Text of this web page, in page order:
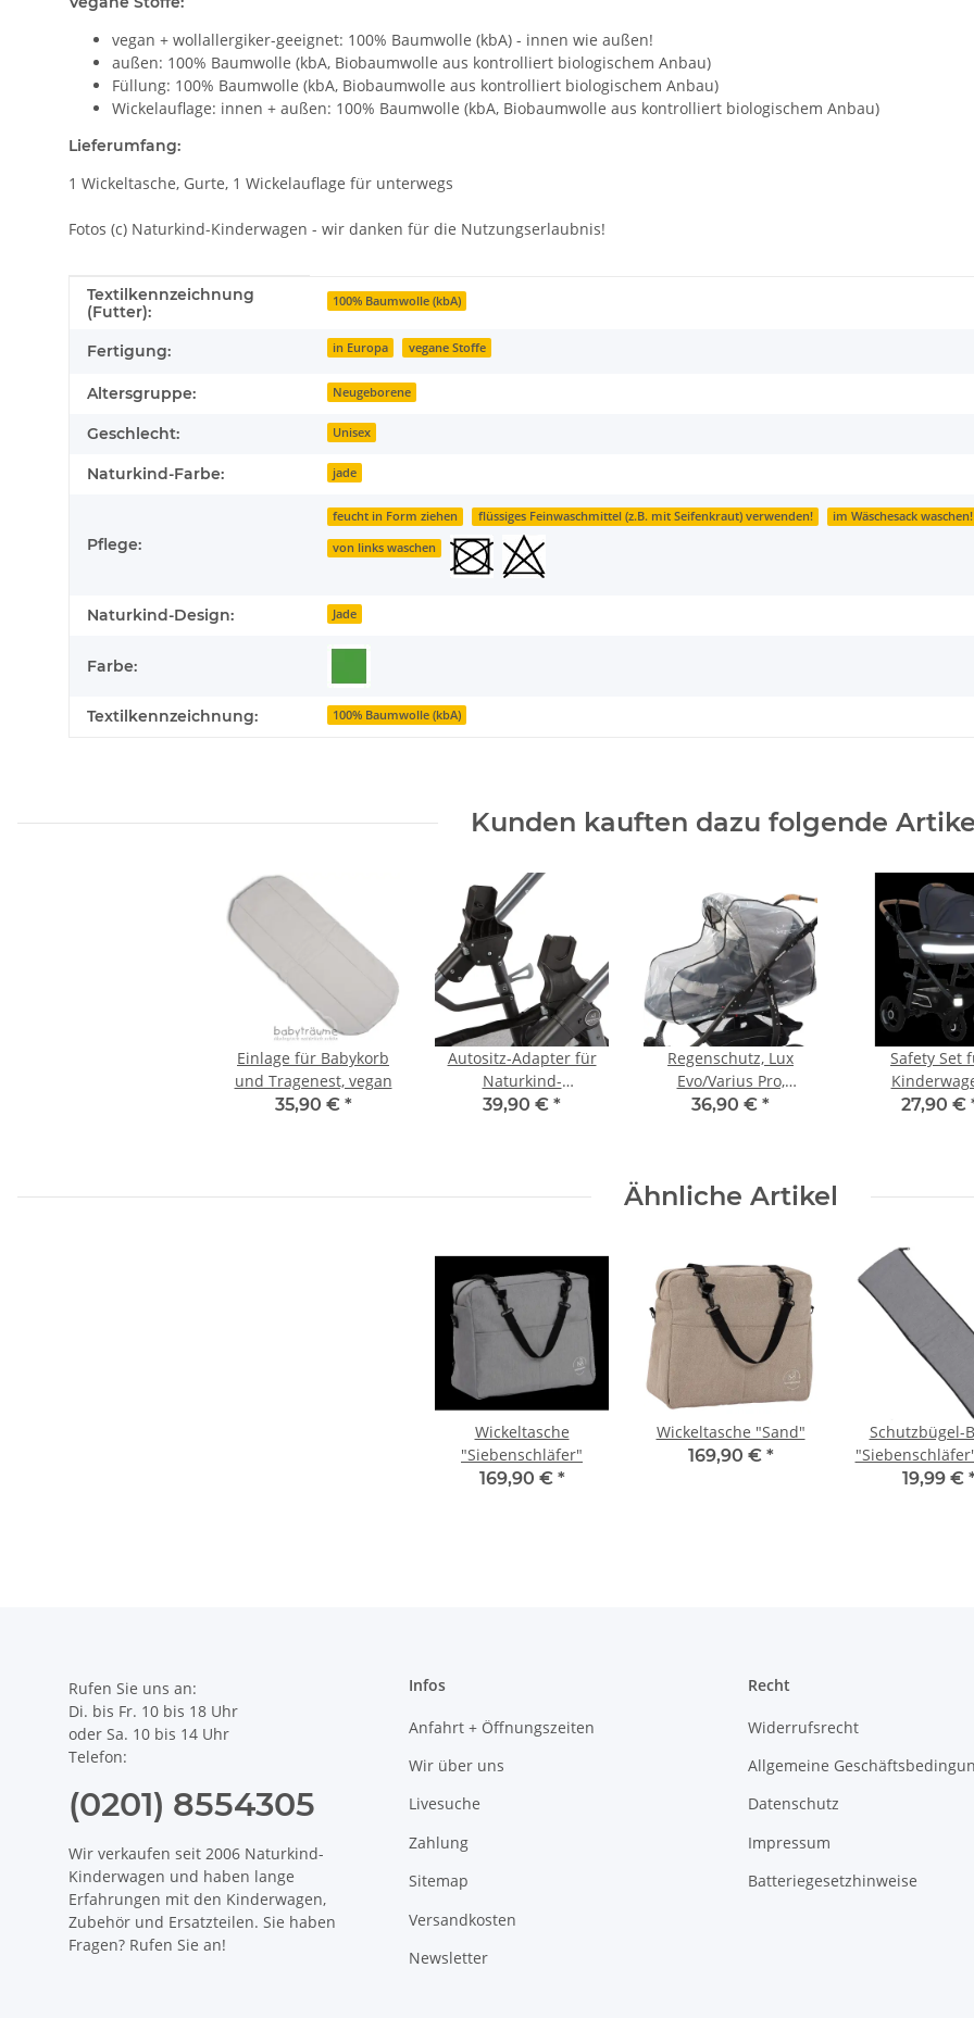
vegan + wollallergiker-geeignet: 100% Baumwolle (kbA) - innen wie außen!
außen: 100% Baumwolle (kbA, Biobaumwolle aus kontrolliert biologischem Anbau)
Füllung: 100% Baumwolle (kbA, Biobaumwolle aus kontrolliert biologischem Anbau)
Wickelauflage: innen + außen: 100% Baumwolle (kbA, Biobaumwolle aus kontrolliert biologischem Anbau)
Lieferumfang:
1 Wickeltasche, Gurte, 1 Wickelauflage für unterwegs
Fotos (c) Naturkind-Kinderwagen - wir danken für die Nutzungserlaubnis!
Produkteigenschaft
Wert
Textilkennzeichnung
(Futter):
100% Baumwolle (kbA)
Fertigung: in Europa vegane Stoffe
Altersgruppe: Neugeborene
Geschlecht: Unisex
Naturkind-Farbe: jade
Pflege:
feucht in Form ziehen flüssiges Feinwaschmittel (z.B. mit Seifenkraut) verwenden! im Wäschesack waschen!
von links waschen
Naturkind-Design: Jade
Farbe:
Textilkennzeichnung: 100% Baumwolle (kbA)
Kunden kauften dazu folgende
Einlage für Babykorb
und Tragenest, vegan
35,90 € *
Autositz-Adapter für
Naturkind-
Kinderwagen Lux und
39,90 € *
Regenschutz, Lux
Evo/Varius Pro,
transparent
36,90 € *
Safety Set
27,90 €
Ähnliche Artikel
Wickeltasche
"Siebenschläfer"
169,90 € *
Wickeltasche "Sand"
169,90 € *
Schutzbügel-
meliert,
19,99 €
Rufen Sie uns an:
Di. bis Fr. 10 bis 18 Uhr
oder Sa. 10 bis 14 Uhr
Telefon:
(0201) 8554305
Wir verkaufen seit 2006 Naturkind-
Kinderwagen und haben lange
Erfahrungen mit den Kinderwagen,
Zubehör und Ersatzteilen. Sie haben
Fragen? Rufen Sie an!
Infos
Anfahrt + Öffnungszeiten
Wir über uns
Livesuche
Zahlung
Sitemap
Versandkosten
Newsletter
Recht
Widerrufsrecht
Allgemeine
Datenschutz
Impressum
Batteriegesetzhinweise